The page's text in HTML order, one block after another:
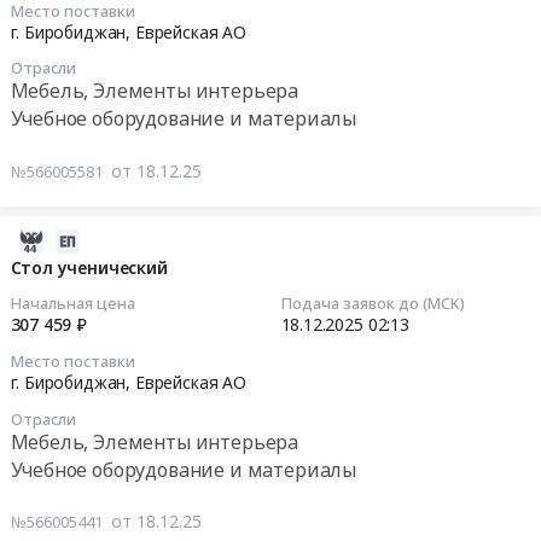
Место поставки
г. Биробиджан, Еврейская АО
Отрасли
Мебель, Элементы интерьера
Учебное оборудование и материалы
№566005581 от 18.12.25
Стол ученический
Начальная цена
307 459 ₽
Подача заявок до (МСК)
18.12.2025 02:13
Место поставки
г. Биробиджан, Еврейская АО
Отрасли
Мебель, Элементы интерьера
Учебное оборудование и материалы
№566005441 от 18.12.25